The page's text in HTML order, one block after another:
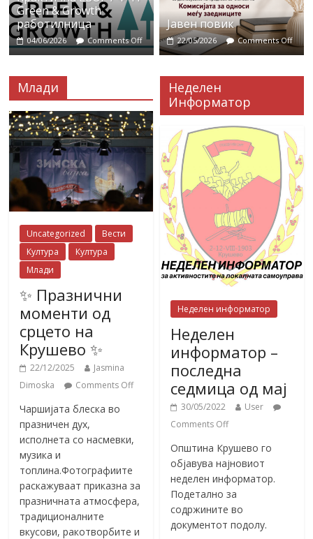
Green & Growth
работилница
04/06/2026 Comments Off
Јавен повик
22/05/2026 Comments Off
Млади
Uncategorized
Вести
Култура
Култура
Млади
✨ Празнични
моменти од
срцето на
Крушево ✨
22/12/2025
Jasmina
Dimoska
Comments Off
Чаршијата блеска во
празничен дух,
исполнета со насмевки,
музика и
топлина.Фотографиите
раскажуваат приказна за
празничната атмосфера,
традиционалните
вкусови, ракотворбите и
Неделен
Информатор
Неделен информатор
Неделен
информатор –
последна
седмица од мај
30/05/2022
User
Comments Off
Општина Крушево го
објавува најновиот
неделен информатор.
Подетално за
содржините во
документот подолу.